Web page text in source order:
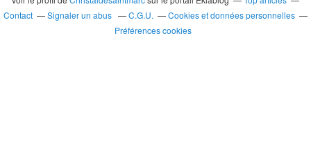
Contact
Signaler un abus C.G.U.
Cookies et données personnelles
Préférences cookies